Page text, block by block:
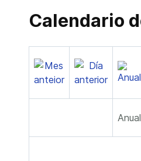
Calendario
Anual